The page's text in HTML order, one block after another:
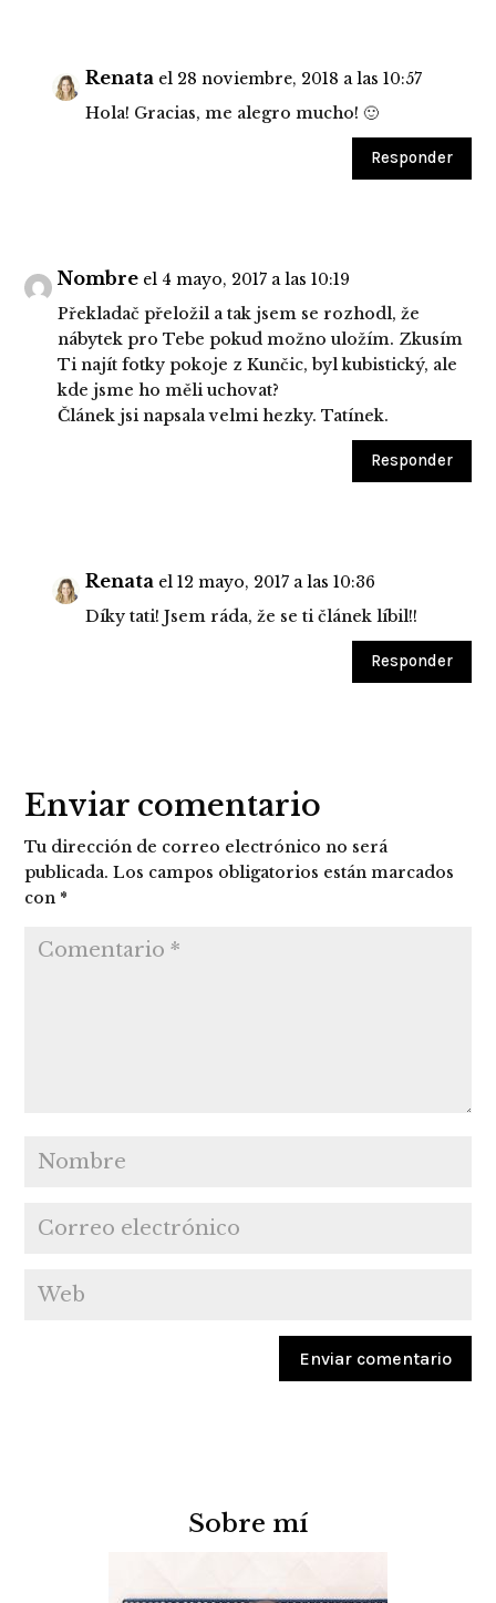
Renata el 28 noviembre, 2018 a las 10:57
Hola! Gracias, me alegro mucho! 🙂
Responder
Nombre el 4 mayo, 2017 a las 10:19
Překladač přeložil a tak jsem se rozhodl, že
nábytek pro Tebe pokud možno uložím. Zkusím
Ti najít fotky pokoje z Kunčic, byl kubistický, ale
kde jsme ho měli uchovat?
Článek jsi napsala velmi hezky. Tatínek.
Responder
Renata el 12 mayo, 2017 a las 10:36
Díky tati! Jsem ráda, že se ti článek líbil!!
Responder
Enviar comentario
Tu dirección de correo electrónico no será
publicada. Los campos obligatorios están marcados
con *
Sobre mí